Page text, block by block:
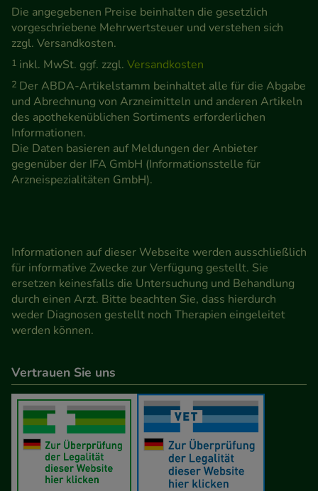
Die angegebenen Preise beinhalten die gesetzlich
vorgeschriebene Mehrwertsteuer und verstehen sich
zzgl. Versandkosten.
1 inkl. MwSt. ggf. zzgl. Versandkosten
2 Der ABDA-Artikelstamm beinhaltet alle für die Abgabe
und Abrechnung von Arzneimitteln und anderen Artikeln
des apothekenüblichen Sortiments erforderlichen
Informationen.
Die Daten basieren auf Meldungen der Anbieter
gegenüber der IFA GmbH (Informationsstelle für
Arzneispezialitäten GmbH).
Informationen auf dieser Webseite werden ausschließlich
für informative Zwecke zur Verfügung gestellt. Sie
ersetzen keinesfalls die Untersuchung und Behandlung
durch einen Arzt. Bitte beachten Sie, dass hierdurch
weder Diagnosen gestellt noch Therapien eingeleitet
werden können.
Vertrauen Sie uns